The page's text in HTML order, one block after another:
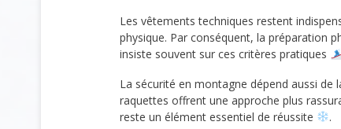
Les vêtements techniques restent
physique. Par conséquent, la préparation
insiste souvent sur ces critères pratiques
La sécurité en montagne dépend aussi de
raquettes offrent une approche plus
reste un élément essentiel de réussite
.